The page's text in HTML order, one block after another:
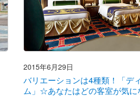
2015年6月29日
バリエーションは4種類！「デ
ム」☆あなたはどの客室が気に